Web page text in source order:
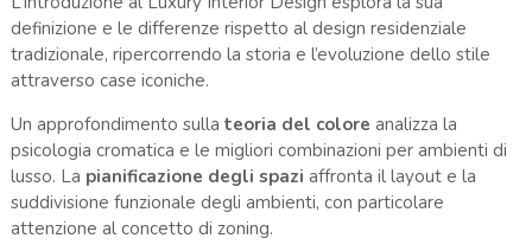
definizione e le differenze rispetto al design residenziale
tradizionale, ripercorrendo la storia e l’evoluzione dello stile
attraverso case iconiche.
Un approfondimento sulla teoria del colore analizza la
psicologia cromatica e le migliori combinazioni per ambienti di
lusso. La pianificazione degli spazi affronta il layout e la
suddivisione funzionale degli ambienti, con particolare
attenzione al concetto di zoning.